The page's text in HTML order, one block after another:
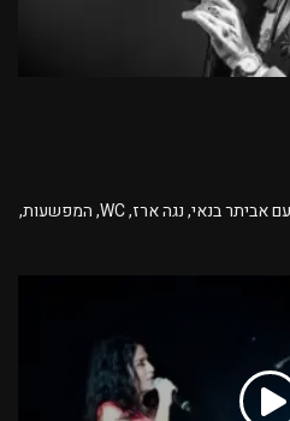
אסופת צילומי הופעות בשחור לבן, עם אביתר בנאי, נגה ארז, WC, המפשעות,